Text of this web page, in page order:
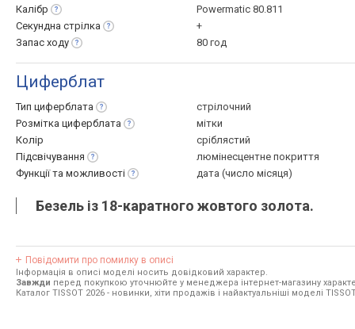
Калібр
Powermatic 80.811
Секундна стрілка
+
Запас ходу 80 год
Циферблат
Тип циферблата
стрілочний
Розмітка циферблата
мітки
Колір
сріблястий
Підсвічування
люмінесцентне покриття
Функції та можливості дата (число місяця)
Безель із 18-каратного жовтого золота.
Повідомити про помилку в описі
Інформація в описі моделі носить довідковий характер.
Завжди перед покупкою уточнюйте у менеджера інтернет-магазину
Каталог TISSOT 2026 - новинки, хіти продажів і найактуальніші моделі